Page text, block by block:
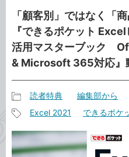
「顧客別」ではなく「
『できるポケット
活用マスターブック
& Microsoft 365対応』
事
カ
テ
読者特典 編集部から
事
タ
Excel 2021 できるポケ